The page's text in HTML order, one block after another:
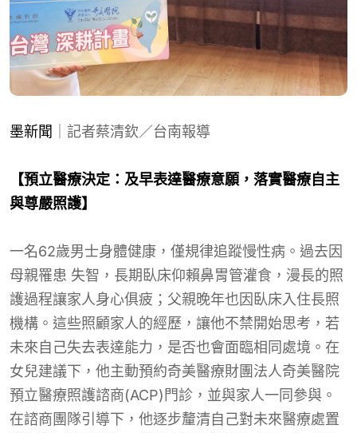
墨新聞 ｜記者蔡清欽／台南報導
【預立醫療決定：及早表達醫療意願，落實醫療自主
與尊嚴照護】
一名62歲男士身體健康，僅規律追蹤慢性病。過去因
母親罹患 失智，長期臥床仰賴鼻胃管灌食，漫長的照
護過程讓家人身心俱疲；父親晚年也因臥床入住長照
機構。這些照顧家人的經歷，讓他不禁開始思考，若
未來自己失去表達能力，是否也會面臨相同處境。在
女兒建議下，他主動預約奇美醫療財團法人奇美醫院
預立醫療照護諮商(ACP)門診，並與家人一同參與。
在諮商團隊引導下，他逐步釐清自己對未來醫療處置